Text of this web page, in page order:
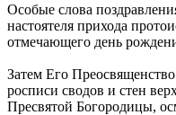
Особые слова
настоятеля прихода
отмечающего день
Затем Его
росписи сводов и стен
Пресвятой Богородицы,